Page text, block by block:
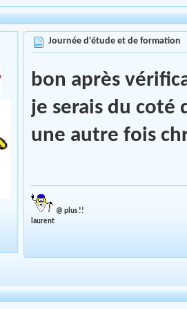
Journée d'étude et de formation
bon après
je serais du coté
une autre fois
@ plus !!
laurent